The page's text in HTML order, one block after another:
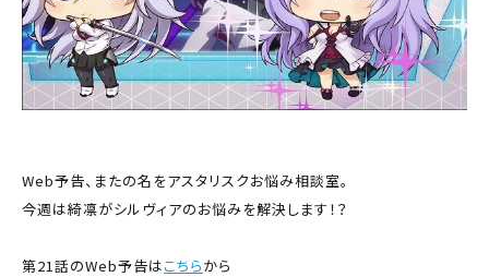
Web予告、またの名をアスタリスクお悩み相談室。
今週は綺凛がシルヴィアのお悩みを解決します！？
第21話のWeb予告はこちらから